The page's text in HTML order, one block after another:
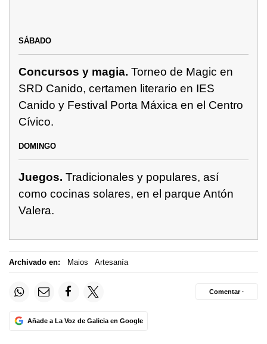
SÁBADO
Concursos y magia. Torneo de Magic en
SRD Canido, certamen literario en IES
Canido y Festival Porta Máxica en el Centro
Cívico.
DOMINGO
Juegos. Tradicionales y populares, así
como cocinas solares, en el parque Antón
Valera.
Archivado en: Maios Artesanía
Añade a La Voz de Galicia en Google
Comentar ·